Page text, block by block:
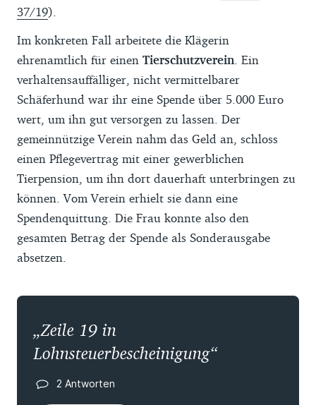
37/19).
Im konkreten Fall arbeitete die Klägerin
ehrenamtlich für einen Tierschutzverein . Ein
verhaltensauffälliger, nicht vermittelbarer
Schäferhund war ihr eine Spende über 5.000 Euro
wert, um ihn gut versorgen zu lassen. Der
gemeinnützige Verein nahm das Geld an, schloss
einen Pflegevertrag mit einer gewerblichen
Tierpension, um ihn dort dauerhaft unterbringen zu
können. Vom Verein erhielt sie dann eine
Spendenquittung. Die Frau konnte also den
gesamten Betrag der Spende als Sonderausgabe
absetzen.
Zeile 19 in
Lohnsteuerbescheinigung
2 Antworten